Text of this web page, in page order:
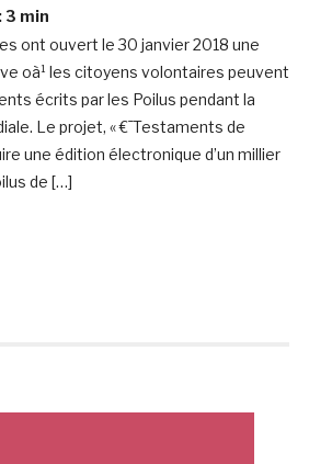
3 min
ont ouvert le 30 janvier 2018 une
oà¹ les citoyens volontaires peuvent
écrits par les Poilus pendant la
Le projet, « €¯Testaments de
une édition électronique d’un millier
de […]